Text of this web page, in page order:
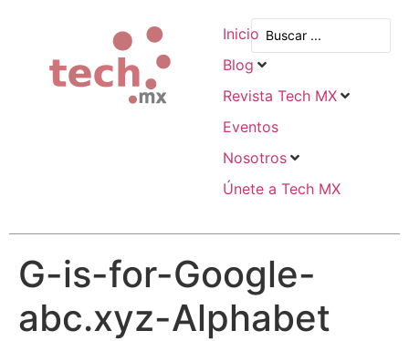
Inicio
Blog
Revista Tech MX
Eventos
Nosotros
Únete a Tech MX
G-is-for-Google-
abc.xyz-Alphabet